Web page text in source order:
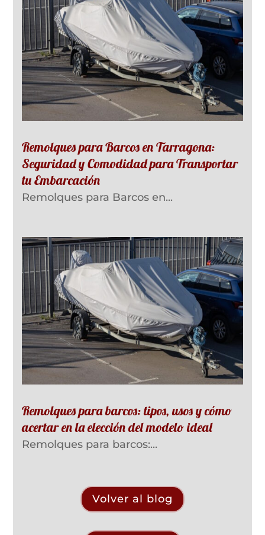
Remolques para Barcos en Tarragona:
Seguridad y Comodidad para Transportar
tu Embarcación
Remolques para Barcos en...
Remolques para barcos: tipos, usos y cómo
acertar en la elección del modelo ideal
Remolques para barcos:...
Volver al blog